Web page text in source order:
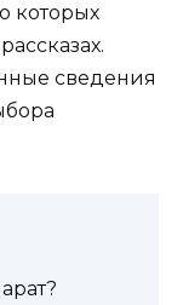
которых
сведения